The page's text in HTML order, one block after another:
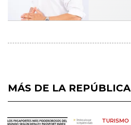
MÁS DE LA REPÚBLICA
TURISMO